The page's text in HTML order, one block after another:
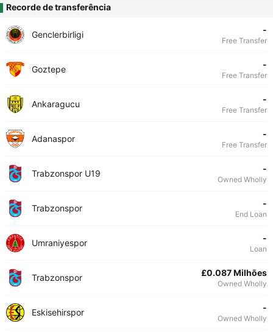
Recorde de transferência
Genclerbirligi -
Free Transfer
Goztepe -
Free Transfer
Ankaragucu -
Free Transfer
Adanaspor -
Free Transfer
Trabzonspor U19 -
Owned Wholly
Trabzonspor -
End Loan
Umraniyespor -
Loan
Trabzonspor £0.087 Milhões
Owned Wholly
Eskisehirspor -
Owned Wholly